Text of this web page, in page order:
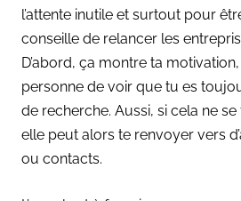
l’attente inutile et surtout pour
conseille de relancer les
D’abord, ça montre ta
personne de voir que tu es
de recherche. Aussi, si cela ne se
elle peut alors te renvoyer vers
ou contacts.